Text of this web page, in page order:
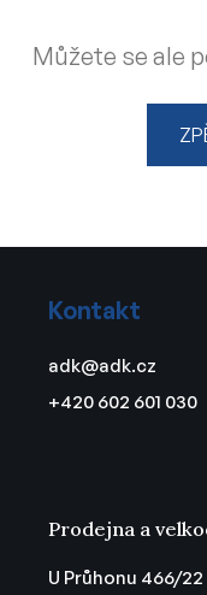
Můžete se ale
Kontakt
adk@adk.cz
+420 602 601 030
Prodejna a
U Průhonu 466/22